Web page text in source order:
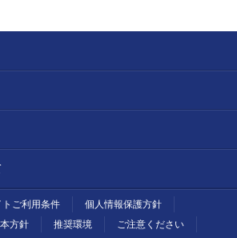
トご利用条件
個人情報保護方針
方針
推奨環境 ご注意ください